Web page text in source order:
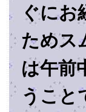
ぐにお
ためス
は午前
うこと